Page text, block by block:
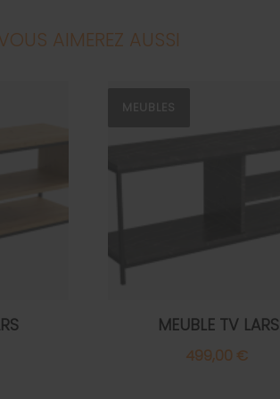
AIMEREZ AUSSI
MEUBLES
MEUBLE TV LARS
499,00 €